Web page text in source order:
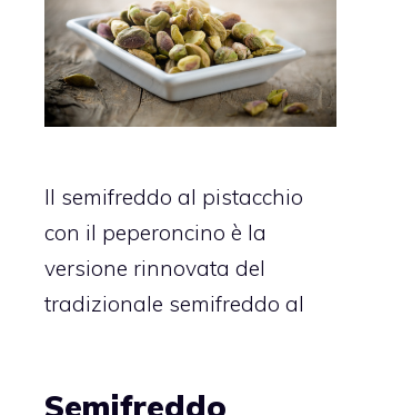
Il semifreddo al pistacchio
con il peperoncino è la
versione rinnovata del
tradizionale semifreddo al
Semifreddo